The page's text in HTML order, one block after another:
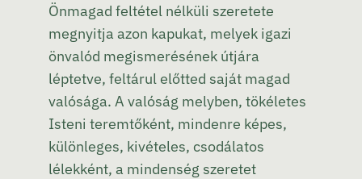
Önmagad feltétel nélküli szeretete
megnyitja azon kapukat, melyek igazi
önvalód megismerésének útjára
léptetve, feltárul előtted saját magad
valósága. A valóság melyben, tökéletes
Isteni teremtőként, mindenre képes,
különleges, kivételes, csodálatos
lélekként, a mindenség szeretet